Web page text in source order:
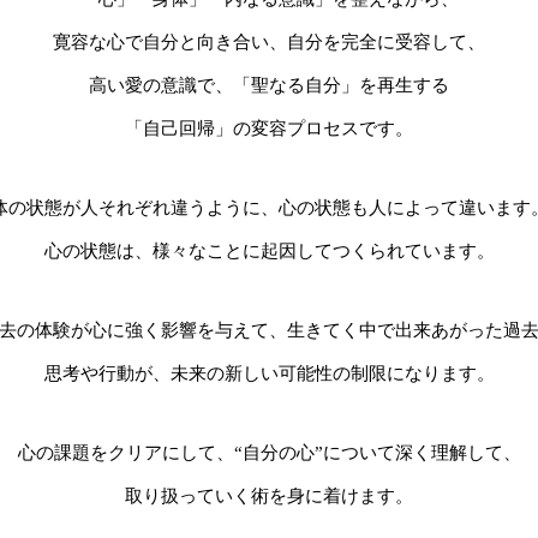
寛容な心で自分と向き合い、自分を完全に受容して、
高い愛の意識で、「聖なる自分」を再生する
「自己回帰」の変容プロセスです。
の状態が人それぞれ違うように、心の状態も人によって違います
心の状態は、様々なことに起因してつくられています。
の体験が心に強く影響を与えて、生きてく中で出来あがった過
思考や行動が、未来の新しい可能性の制限になります。
心の課題をクリアにして、“自分の心”について深く理解して、
取り扱っていく術を身に着けます。